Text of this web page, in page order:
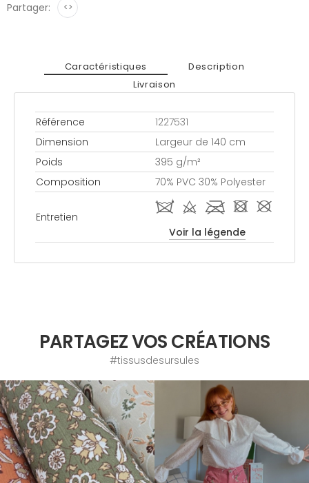
Partager: <>
Caractéristiques
Description
Livraison
Référence
1227531
Dimension
Largeur de 140 cm
Poids
395 g/m²
Composition
70% PVC 30% Polyester
Entretien
i d l - #
Voir la légende
PARTAGEZ VOS CRÉATIONS
#tissusdesursules